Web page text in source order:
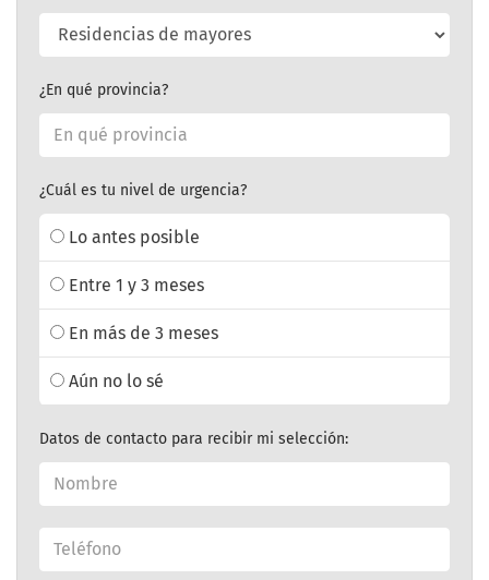
¿En qué provincia?
¿Cuál es tu nivel de urgencia?
Lo antes posible
Entre 1 y 3 meses
En más de 3 meses
Aún no lo sé
Datos de contacto para recibir mi selección: